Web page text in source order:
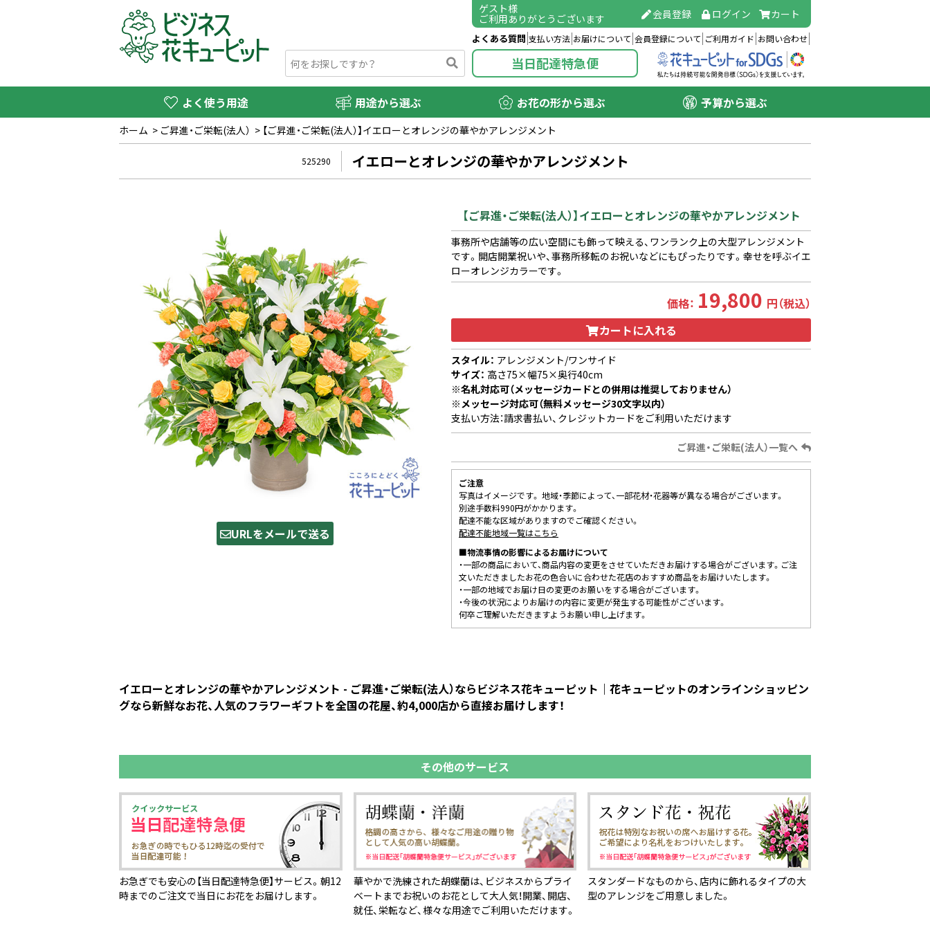
ゲスト様
ご利用ありがとうございます 会員登録 ログイン カート
よくある質問 支払い方法 お届けについて 会員登録について ご利用ガイド お問い合わせ
当日配達特急便
よく使う用途 用途から選ぶ お花の形から選ぶ 予算から選ぶ
ホーム > ご昇進・ご栄転(法人） > 【ご昇進・ご栄転(法人）】イエローとオレンジの華やかアレンジメント
525290 イエローとオレンジの華やかアレンジメント
URLをメールで送る
【ご昇進・ご栄転(法人）】イエローとオレンジの華やかアレンジメント
事務所や店舗等の広い空間にも飾って映える、ワンランク上の大型アレンジメント
です。開店開業祝いや、事務所移転のお祝いなどにもぴったりです。幸せを呼ぶイエ
ローオレンジカラーです。
価格： 19,800 円（税込）
カートに入れる
スタイル： アレンジメント/ワンサイド
サイズ： 高さ75×幅75×奥行40cm
※名札対応可（メッセージカードとの併用は推奨しておりません）
※メッセージ対応可（無料メッセージ30文字以内）
支払い方法：請求書払い、クレジットカードをご利用いただけます
ご昇進・ご栄転(法人）一覧へ
ご注意
写真はイメージです。 地域・季節によって、一部花材・花器等が異なる場合がございます。
別途手数料990円がかかります。
配達不能な区域がありますのでご確認ください。
配達不能地域一覧はこちら
■物流事情の影響によるお届けについて
・一部の商品において、商品内容の変更をさせていただきお届けする場合がございます。ご注
文いただきましたお花の色合いに合わせた花店のおすすめ商品をお届けいたします。
・一部の地域でお届け日の変更のお願いをする場合がございます。
・今後の状況によりお届けの内容に変更が発生する可能性がございます。
何卒ご理解いただきますようお願い申し上げます。
イエローとオレンジの華やかアレンジメント - ご昇進・ご栄転(法人）ならビジネス花キューピット｜花キューピットのオンラインショッピン
グなら新鮮なお花、人気のフラワーギフトを全国の花屋、約4,000店から直接お届けします！
その他のサービス
お急ぎでも安心の【当日配達特急便】サービス。朝12
時までのご注文で当日にお花をお届けします。
華やかで洗練された胡蝶蘭は、ビジネスからプライ
ベートまでお祝いのお花として大人気！開業、開店、
就任、栄転など、様々な用途でご利用いただけます。
スタンダードなものから、店内に飾れるタイプの大
型のアレンジをご用意しました。